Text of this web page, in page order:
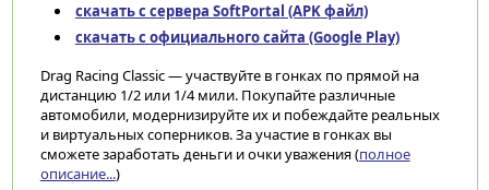
скачать с сервера SoftPortal (APK файл)
скачать с официального сайта (Google Play)
Drag Racing Classic — участвуйте в гонках по прямой на
дистанцию 1/2 или 1/4 мили. Покупайте различные
автомобили, модернизируйте их и побеждайте реальных
и виртуальных соперников. За участие в гонках вы
сможете заработать деньги и очки уважения (полное
описание...)